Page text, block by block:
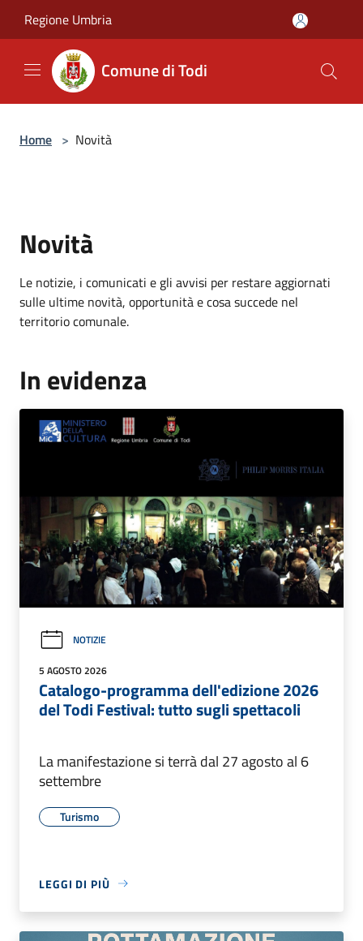
Regione Umbria
Comune di Todi
Home > Novità
Novità
Le notizie, i comunicati e gli avvisi per restare aggiornati
sulle ultime novità, opportunità e cosa succede nel
territorio comunale.
In evidenza
NOTIZIE
5 AGOSTO 2026
Catalogo-programma dell'edizione 2026
del Todi Festival: tutto sugli spettacoli
La manifestazione si terrà dal 27 agosto al 6
settembre
Turismo
LEGGI DI PIÙ